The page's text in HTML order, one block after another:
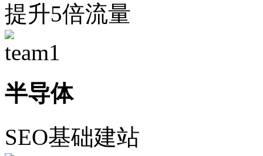
提升5倍流量
半导体
SEO基础建站